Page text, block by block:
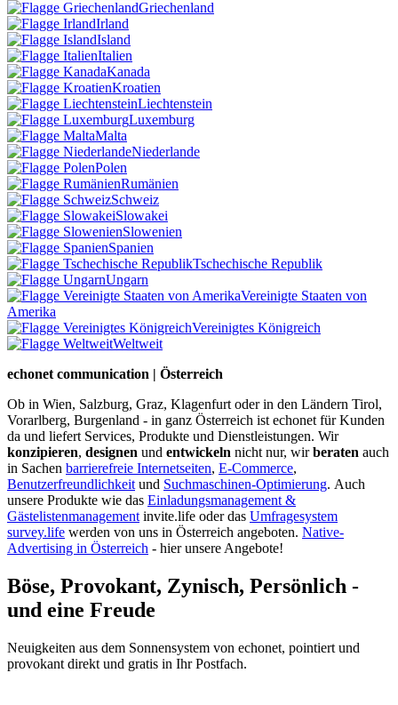
Griechenland
Irland
Island
Italien
Kanada
Kroatien
Liechtenstein
Luxemburg
Malta
Niederlande
Polen
Rumänien
Schweiz
Slowakei
Slowenien
Spanien
Tschechische Republik
Ungarn
Vereinigte Staaten von
Amerika
Vereinigtes Königreich
Weltweit
echonet communication | Österreich
Ob in Wien, Salzburg, Graz, Klagenfurt oder in den Ländern Tirol,
Vorarlberg, Burgenland - in ganz Österreich ist echonet für Kunden
da und liefert Services, Produkte und Dienstleistungen. Wir
konzipieren, designen und entwickeln nicht nur, wirberaten auch
in Sachen barrierefreie Internetseiten, E-Commerce,
Benutzerfreundlichkeit und Suchmaschinen-Optimierung. Auch
unsere Produkte wie das Einladungsmanagement &
Gästelistenmanagement invite.life oder das Umfragesystem
survey.life werden von uns in Österreich angeboten. Native-
Advertising in Österreich - hier unsere Angebote!
Böse, Provokant, Zynisch, Persönlich -
und eine Freude
Neuigkeiten aus dem Sonnensystem von echonet, pointiert und
provokant direkt und gratis in Ihr Postfach.